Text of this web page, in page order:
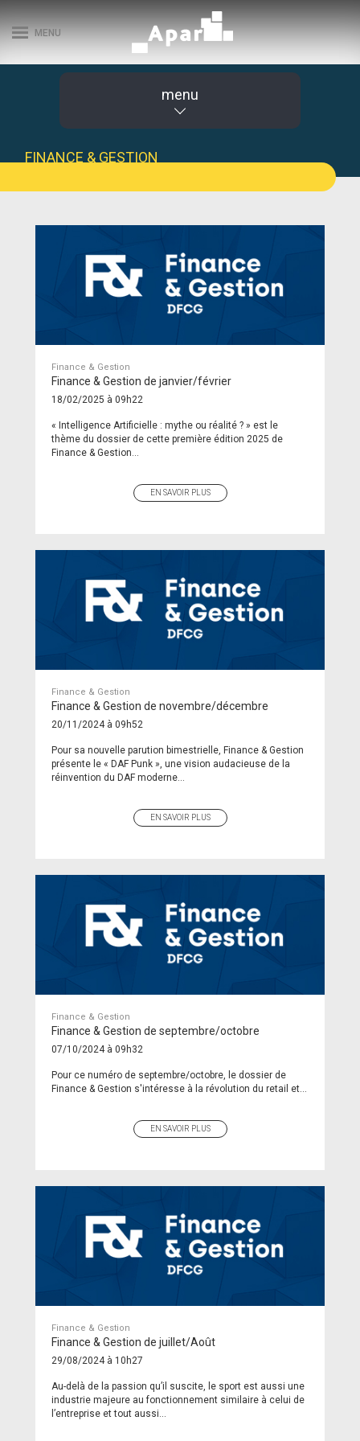
MENU
menu
FINANCE & GESTION
Finance & Gestion
Finance & Gestion de janvier/février
18/02/2025 à 09h22
« Intelligence Artificielle : mythe ou réalité ? » est le
thème du dossier de cette première édition 2025 de
Finance & Gestion...
EN SAVOIR PLUS
Finance & Gestion
Finance & Gestion de novembre/décembre
20/11/2024 à 09h52
Pour sa nouvelle parution bimestrielle, Finance & Gestion
présente le « DAF Punk », une vision audacieuse de la
réinvention du DAF moderne...
EN SAVOIR PLUS
Finance & Gestion
Finance & Gestion de septembre/octobre
07/10/2024 à 09h32
Pour ce numéro de septembre/octobre, le dossier de
Finance & Gestion s'intéresse à la révolution du retail et...
EN SAVOIR PLUS
Finance & Gestion
Finance & Gestion de juillet/Août
29/08/2024 à 10h27
Au-delà de la passion qu’il suscite, le sport est aussi une
industrie majeure au fonctionnement similaire à celui de
l’entreprise et tout aussi...